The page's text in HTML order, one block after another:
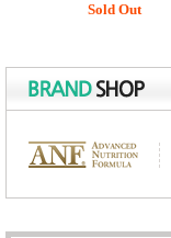
Sold Out